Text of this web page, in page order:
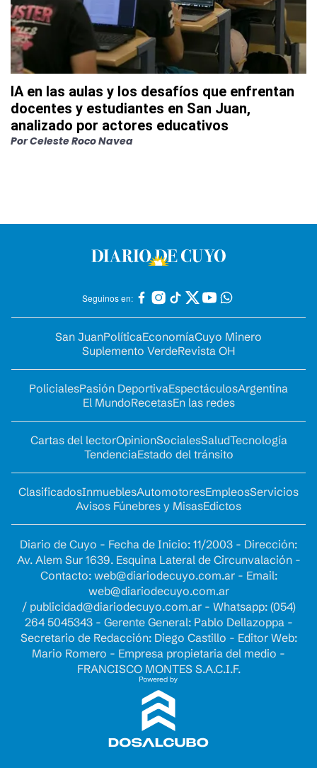
IA en las aulas y los desafíos que enfrentan
docentes y estudiantes en San Juan,
analizado por actores educativos
PorCeleste Roco Navea
Seguinos en:
San JuanPolíticaEconomíaCuyo Minero
Suplemento VerdeRevista OH
PolicialesPasión DeportivaEspectáculosArgentina
El MundoRecetasEn las redes
Cartas del lectorOpinionSocialesSaludTecnología
TendenciaEstado del tránsito
ClasificadosInmueblesAutomotoresEmpleosServicios
Avisos Fúnebres y MisasEdictos
Diario de Cuyo - Fecha de Inicio: 11/2003 - Dirección:
Av. Alem Sur 1639. Esquina Lateral de Circunvalación -
Contacto: web@diariodecuyo.com.ar- Email:
web@diariodecuyo.com.ar
/ publicidad@diariodecuyo.com.ar- Whatsapp: (054)
264 5045343 - Gerente General: Pablo Dellazoppa -
Secretario de Redacción: Diego Castillo - Editor Web:
Mario Romero - Empresa propietaria del medio -
FRANCISCO MONTES S.A.C.I.F.